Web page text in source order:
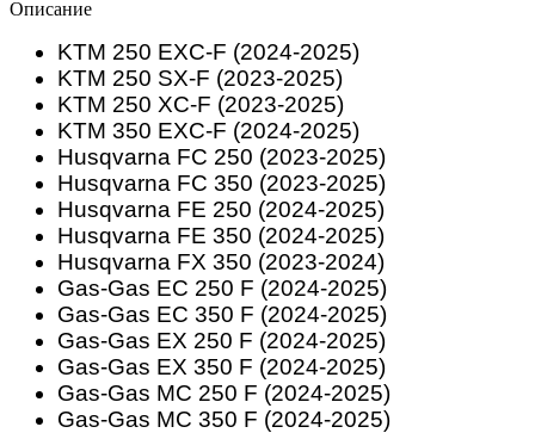
Описание
KTM 250 EXC-F (2024-2025)
KTM 250 SX-F (2023-2025)
KTM 250 XC-F (2023-2025)
KTM 350 EXC-F (2024-2025)
Husqvarna FC 250 (2023-2025)
Husqvarna FC 350 (2023-2025)
Husqvarna FE 250 (2024-2025)
Husqvarna FE 350 (2024-2025)
Husqvarna FX 350 (2023-2024)
Gas-Gas EC 250 F (2024-2025)
Gas-Gas EC 350 F (2024-2025)
Gas-Gas EX 250 F (2024-2025)
Gas-Gas EX 350 F (2024-2025)
Gas-Gas MC 250 F (2024-2025)
Gas-Gas MC 350 F (2024-2025)